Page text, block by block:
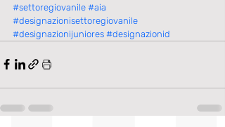
#settoregiovanile #aia
#designazionisettoregiovanile
#designazionijuniores #designazionid